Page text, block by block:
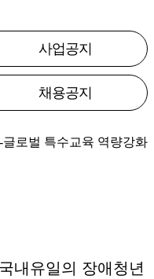
사업공지
채용공지
로벌 특수교육 역량강화
내유일의 장애청년